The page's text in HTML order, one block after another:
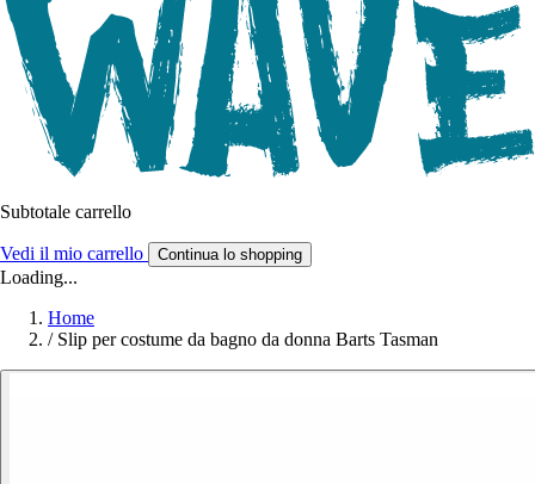
Subtotale carrello
Vedi il mio carrello Continua lo shopping
Loading...
Home
/ Slip per costume da bagno da donna Barts Tasman